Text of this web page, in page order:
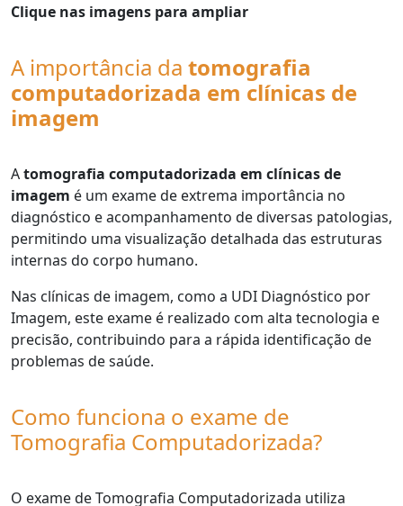
Clique nas imagens para ampliar
A importância da tomografia
computadorizada em clínicas de
imagem
Atomografia computadorizada em clínicas de
imagem é um exame de extrema importância no
diagnóstico e acompanhamento de diversas patologias,
permitindo uma visualização detalhada das estruturas
internas do corpo humano.
Nas clínicas de imagem, como a UDI Diagnóstico por
Imagem, este exame é realizado com alta tecnologia e
precisão, contribuindo para a rápida identificação de
problemas de saúde.
Como funciona o exame de
Tomografia Computadorizada?
O exame de Tomografia Computadorizada utiliza